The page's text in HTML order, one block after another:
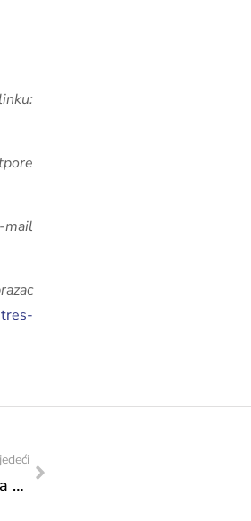
Godišnja brošura Federalnog ministarstva kulture i športa za 2024. godinu